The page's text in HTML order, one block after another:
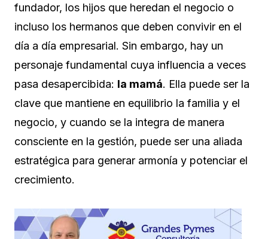
fundador, los hijos que heredan el negocio o
incluso los hermanos que deben convivir en el
día a día empresarial. Sin embargo, hay un
personaje fundamental cuya influencia a veces
pasa desapercibida: la mamá. Ella puede ser la
clave que mantiene en equilibrio la familia y el
negocio, y cuando se la integra de manera
consciente en la gestión, puede ser una aliada
estratégica para generar armonía y potenciar el
crecimiento.